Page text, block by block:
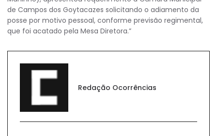
de Campos dos Goytacazes solicitando o adiamento da
posse por motivo pessoal, conforme previsão regimental,
que foi acatado pela Mesa Diretora.”
Redação Ocorrências